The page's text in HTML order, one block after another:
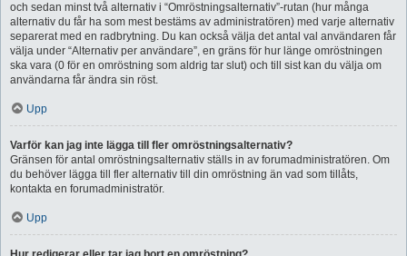
och sedan minst två alternativ i “Omröstningsalternativ”-rutan (hur många
alternativ du får ha som mest bestäms av administratören) med varje alternativ
separerat med en radbrytning. Du kan också välja det antal val användaren får
välja under “Alternativ per användare”, en gräns för hur länge omröstningen
ska vara (0 för en omröstning som aldrig tar slut) och till sist kan du välja om
användarna får ändra sin röst.
Upp
Varför kan jag inte lägga till fler omröstningsalternativ?
Gränsen för antal omröstningsalternativ ställs in av forumadministratören. Om
du behöver lägga till fler alternativ till din omröstning än vad som tillåts,
kontakta en forumadministratör.
Upp